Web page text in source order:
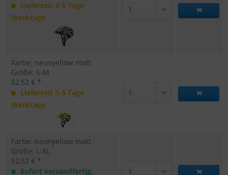
Lieferzeit 3-5 Tage
Werktage
Farbe: neonyellow matt
Größe: S-M
52,52 € *
Lieferzeit 3-5 Tage
Werktage
Farbe: neonyellow matt
Größe: L-XL
52,52 € *
Sofort versandfertig,